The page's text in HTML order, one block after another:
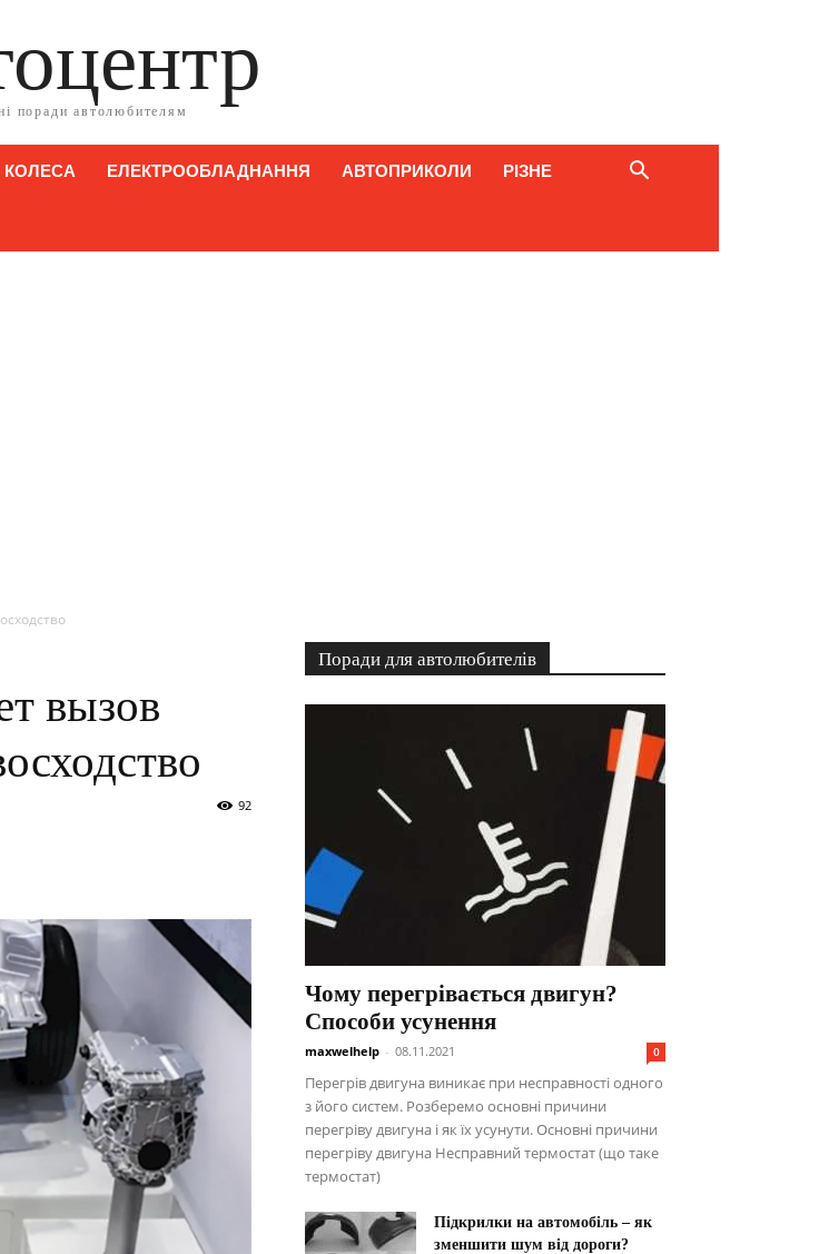
поради автолюбителям
ЕЛЕКТРООБЛАДНАННЯ АВТОПРИКОЛИ РІЗНЕ
вызов
92
Поради для автолюбителів
Чому перегрівається двигун?
Способи усунення
maxwelhelp - 08.11.2021 0
Перегрів двигуна виникає при несправності одного
з його систем. Розберемо основні причини
перегріву двигуна і як їх усунути. Основні причини
перегріву двигуна Несправний термостат (що таке
термостат)
Підкрилки на автомобіль – як
зменшити шум від дороги?